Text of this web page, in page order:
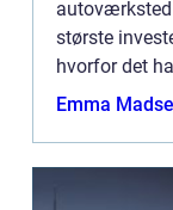
største
hvorfor det
Herudover er
Emma